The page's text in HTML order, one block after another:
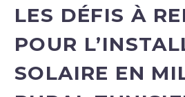
LES DÉFIS À
POUR
SOLAIRE EN